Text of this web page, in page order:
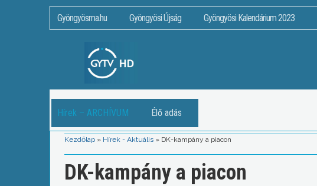
Gyöngyösma.hu Gyöngyösi Újság Gyöngyösi Kalendárium 2023
Hírek – ARCHÍVUM Élő adás
Kezdőlap » Hírek - Aktuális » DK-kampány a piacon
DK-kampány a piacon